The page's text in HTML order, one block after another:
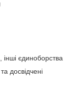
інші єдиноборства
досвідчені